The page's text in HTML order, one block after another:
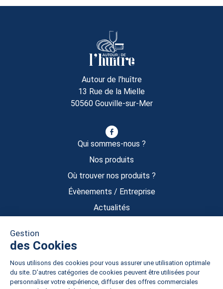
Autour de l'huître
13 Rue de la Mielle
50560 Gouville-sur-Mer
Qui sommes-nous ?
Nos produits
Où trouver nos produits ?
Évènements / Entreprise
Actualités
Mentions légales
CGU